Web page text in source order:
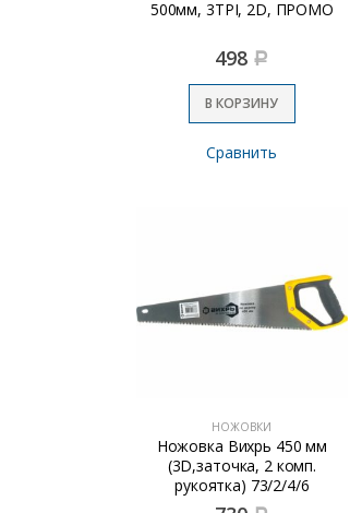
500мм, 3TPI, 2D, ПРОМО
498 Р
В КОРЗИНУ
Сравнить
НОЖОВКИ
Ножовка Вихрь 450 мм
(3D,заточка, 2 комп.
рукоятка) 73/2/4/6